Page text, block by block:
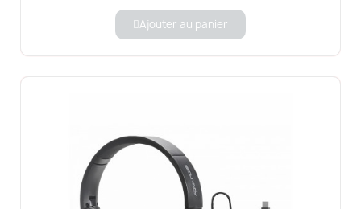
Ajouter au panier